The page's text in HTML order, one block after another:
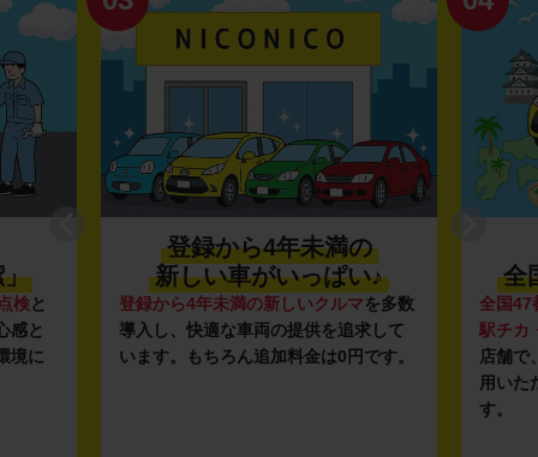
」
検と
感と
境に
登録から4年未満の
新しい車がいっぱい♪
登録から4年未満の新しいクルマを多数
導入し、快適な車両の提供を追求して
います。もちろん追加料金は0円です。
全
全国47
駅チカ
店舗で
用いた
す。